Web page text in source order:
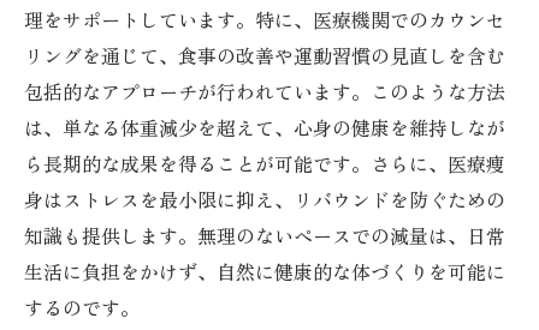
理をサポートしています。特に、医療機関でのカウンセ
リングを通じて、食事の改善や運動習慣の見直しを含む
包括的なアプローチが行われています。このような方法
は、単なる体重減少を超えて、心身の健康を維持しなが
ら長期的な成果を得ることが可能です。さらに、医療痩
身はストレスを最小限に抑え、リバウンドを防ぐための
知識も提供します。無理のないペースでの減量は、日常
生活に負担をかけず、自然に健康的な体づくりを可能に
するのです。